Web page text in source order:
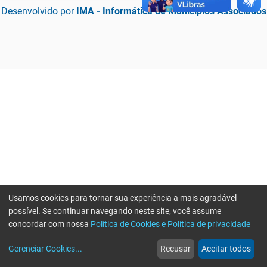
Desenvolvido por IMA - Informática de Municípios Associados
web
Notícias
more_horiz
Mais
Usamos cookies para tornar sua experiência a mais agradável
possível. Se continuar navegando neste site, você assume
concordar com nossa Política de Cookies e Política de privacidade
Gerenciar Cookies... Recusar Aceitar todos
Erro ao enviar informações, por favor tente novamente